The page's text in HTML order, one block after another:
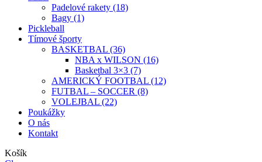
Padelové rakety (18)
Bagy (1)
Pickleball
Tímové športy
BASKETBAL (36)
NBA x WILSON (16)
Basketbal 3×3 (7)
AMERICKÝ FOOTBAL (12)
FUTBAL – SOCCER (8)
VOLEJBAL (22)
Poukážky
O nás
Kontakt
Košík